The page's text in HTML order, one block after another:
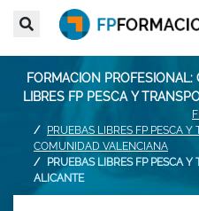
FORMACION
LIBRES FP PESCA Y
PRUEBAS LIBRES FP PESCA
COMUNIDAD VALENCIANA
PRUEBAS LIBRES FP PESCA
ALICANTE